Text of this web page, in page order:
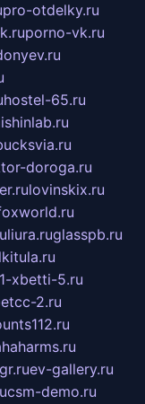
pro-otdelky.ru
porno-vk.ru
hostel-65.ru
doroga.ru
lovinskix.ru
liura.ruglasspb.ru
xbetti-5.ru
2.ru
ev-gallery.ru
csm-demo.ru